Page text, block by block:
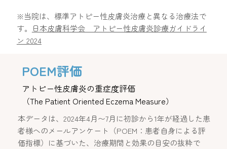
※当院は、標準アトピー性皮膚炎治療と異なる治療法で
す。
日本皮膚科学会 アトピー性皮膚炎診療ガイドライ
ン 2024
​POEM評価
アトピー性皮膚炎の重症度評価
（The Patient Oriented Eczema Measure）
本データは、2024年4月〜7月に初診から1年が経過した患
者様へのメールアンケート（POEM：患者自身による評
価指標）に基づいた、治療期間と効果の目安の抜粋で